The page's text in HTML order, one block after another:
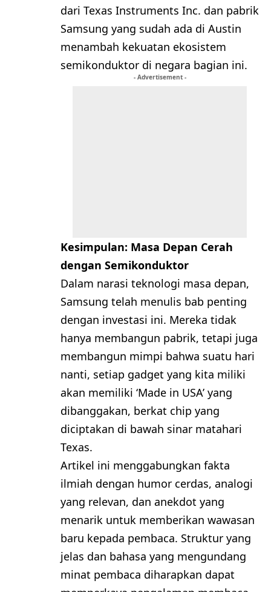
dari Texas Instruments Inc. dan pabrik
Samsung yang sudah ada di Austin
menambah kekuatan ekosistem
semikonduktor di negara bagian ini.
- Advertisement -
Kesimpulan: Masa Depan Cerah
dengan Semikonduktor
Dalam narasi teknologi masa depan,
Samsung telah menulis bab penting
dengan investasi ini. Mereka tidak
hanya membangun pabrik, tetapi juga
membangun mimpi bahwa suatu hari
nanti, setiap gadget yang kita miliki
akan memiliki ‘Made in USA’ yang
dibanggakan, berkat chip yang
diciptakan di bawah sinar matahari
Texas.
Artikel ini menggabungkan fakta
ilmiah dengan humor cerdas, analogi
yang relevan, dan anekdot yang
menarik untuk memberikan wawasan
baru kepada pembaca. Struktur yang
jelas dan bahasa yang mengundang
minat pembaca diharapkan dapat